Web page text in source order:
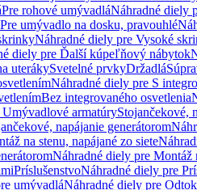
Pre rohové umývadláNáhradné diely
Pre umývadlo na dosku, pravouhlé
Náhradné diely pre Vysoké
diely pre Ďalší kúpeľňový nábytok
uterákySvetelné prvkyDržadlá
Náhradné diely pre S
Bez integrovaného osvetlenia
armatúryStojančekové,
napájanie generátorom
na stenu, napájané zo siete
Náhradné diely pre Montáž
PríslušenstvoNáhradné diely pre
umývadláNáhradné diely pre